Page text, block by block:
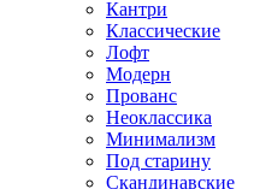
Кантри
Классические
Лофт
Модерн
Прованс
Неоклассика
Минимализм
Под старину
Скандинавские